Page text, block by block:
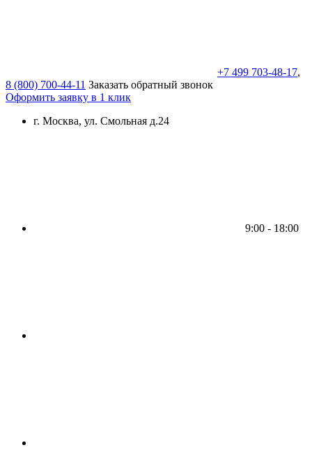
+7 499 703-48-17,
8 (800) 700-44-11 Заказать обратный звонок
Оформить заявку в 1 клик
г. Москва, ул. Смольная д.24
9:00 - 18:00